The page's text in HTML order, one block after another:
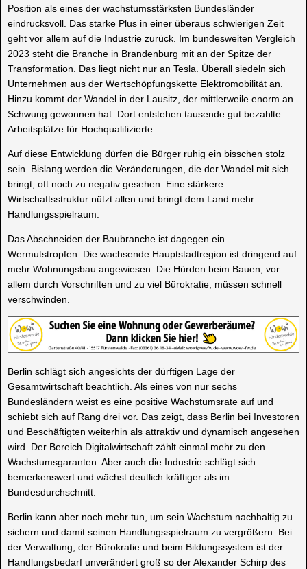
Position als eines der wachstumsstärksten Bundesländer
eindrucksvoll. Das starke Plus in einer überaus schwierigen Zeit
geht vor allem auf die Industrie zurück. Im bundesweiten Vergleich
2023 steht die Branche in Brandenburg mit an der Spitze der
Transformation. Das liegt nicht nur an Tesla. Überall siedeln sich
Unternehmen aus der Wertschöpfungskette Elektromobilität an.
Hinzu kommt der Wandel in der Lausitz, der mittlerweile enorm an
Schwung gewonnen hat. Dort entstehen tausende gut bezahlte
Arbeitsplätze für Hochqualifizierte.
Auf diese Entwicklung dürfen die Bürger ruhig ein bisschen stolz
sein. Bislang werden die Veränderungen, die der Wandel mit sich
bringt, oft noch zu negativ gesehen. Eine stärkere
Wirtschaftsstruktur nützt allen und bringt dem Land mehr
Handlungsspielraum.
Das Abschneiden der Baubranche ist dagegen ein
Wermutstropfen. Die wachsende Hauptstadtregion ist dringend auf
mehr Wohnungsbau angewiesen. Die Hürden beim Bauen, vor
allem durch Vorschriften und zu viel Bürokratie, müssen schnell
verschwinden.
Berlin schlägt sich angesichts der dürftigen Lage der
Gesamtwirtschaft beachtlich. Als eines von nur sechs
Bundesländern weist es eine positive Wachstumsrate auf und
schiebt sich auf Rang drei vor. Das zeigt, dass Berlin bei Investoren
und Beschäftigten weiterhin als attraktiv und dynamisch angesehen
wird. Der Bereich Digitalwirtschaft zählt einmal mehr zu den
Wachstumsgaranten. Aber auch die Industrie schlägt sich
bemerkenswert und wächst deutlich kräftiger als im
Bundesdurchschnitt.
Berlin kann aber noch mehr tun, um sein Wachstum nachhaltig zu
sichern und damit seinen Handlungsspielraum zu vergrößern. Bei
der Verwaltung, der Bürokratie und beim Bildungssystem ist der
Handlungsbedarf unverändert groß so der Alexander Schirp des